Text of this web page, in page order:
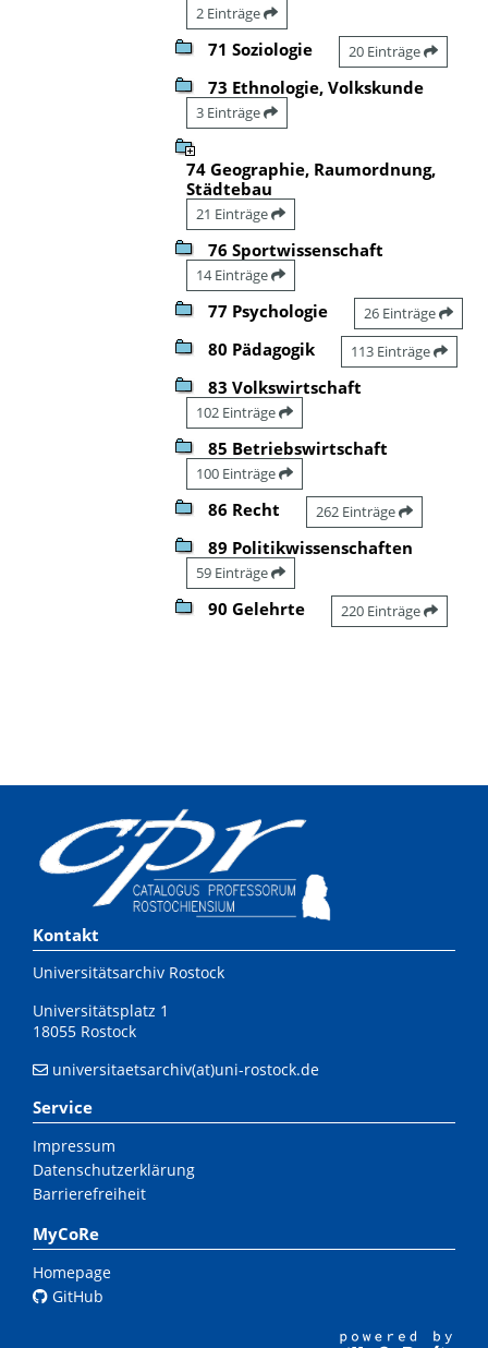
2 Einträge
71 Soziologie 20 Einträge
73 Ethnologie, Volkskunde
3 Einträge
74 Geographie, Raumordnung,
Städtebau
21 Einträge
76 Sportwissenschaft
14 Einträge
77 Psychologie 26 Einträge
80 Pädagogik 113 Einträge
83 Volkswirtschaft
102 Einträge
85 Betriebswirtschaft
100 Einträge
86 Recht 262 Einträge
89 Politikwissenschaften
59 Einträge
90 Gelehrte 220 Einträge
Kontakt
Universitätsarchiv Rostock
Universitätsplatz 1
18055 Rostock
universitaetsarchiv(at)uni-rostock.de
Service
Impressum
Datenschutzerklärung
Barrierefreiheit
MyCoRe
Homepage
GitHub